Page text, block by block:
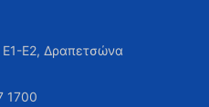
Ε1-Ε2, Δραπετσώνα
1700